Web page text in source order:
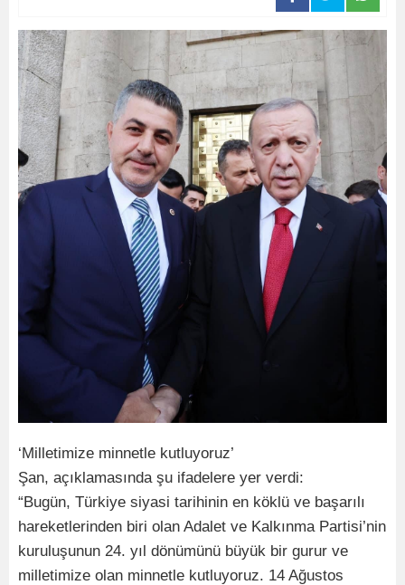
‘Milletimize minnetle kutluyoruz’
Şan, açıklamasında şu ifadelere yer verdi:
“Bugün, Türkiye siyasi tarihinin en köklü ve başarılı
hareketlerinden biri olan Adalet ve Kalkınma Partisi’nin
kuruluşunun 24. yıl dönümünü büyük bir gurur ve
milletimize olan minnetle kutluyoruz. 14 Ağustos